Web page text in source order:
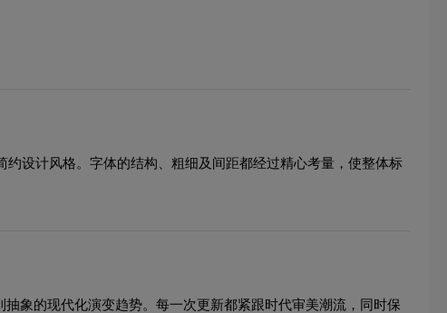
设计风格。字体的结构、粗细及间距都经过精心考量，使整体标
象的现代化演变趋势。每一次更新都紧跟时代审美潮流，同时保